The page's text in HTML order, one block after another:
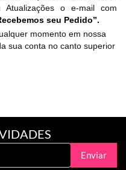
Atualizações o e-mail com
seu Pedido”.
momento em nossa
sua conta no canto superior
Enviar